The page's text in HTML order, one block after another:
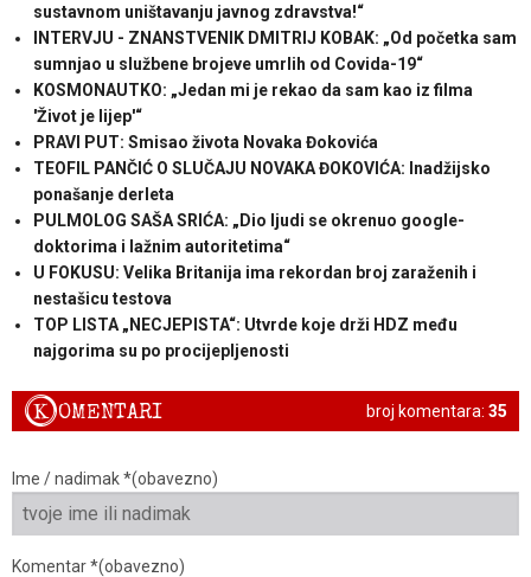
sustavnom uništavanju javnog zdravstva!“
INTERVJU - ZNANSTVENIK DMITRIJ KOBAK: „Od početka sam
sumnjao u službene brojeve umrlih od Covida-19“
KOSMONAUTKO: „Jedan mi je rekao da sam kao iz filma
'Život je lijep'“
PRAVI PUT: Smisao života Novaka Đokovića
TEOFIL PANČIĆ O SLUČAJU NOVAKA ĐOKOVIĆA: Inadžijsko
ponašanje derleta
PULMOLOG SAŠA SRIĆA: „Dio ljudi se okrenuo google-
doktorima i lažnim autoritetima“
U FOKUSU: Velika Britanija ima rekordan broj zaraženih i
nestašicu testova
TOP LISTA „NECJEPISTA“: Utvrde koje drži HDZ među
najgorima su po procijepljenosti
broj komentara: 35
KOMENTARI
Ime / nadimak *(obavezno)
Komentar *(obavezno)